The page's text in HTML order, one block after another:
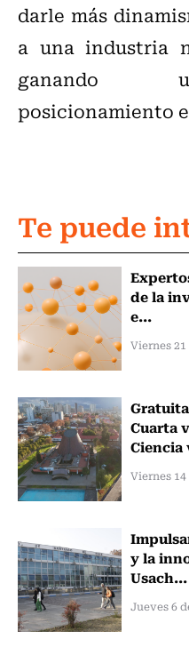
darle más
a una industria
ganando
posicionamiento
Te puede
de la
e...
Viernes
Cuarta
Ciencia
Viernes
y la
Usach...
Jueves 6